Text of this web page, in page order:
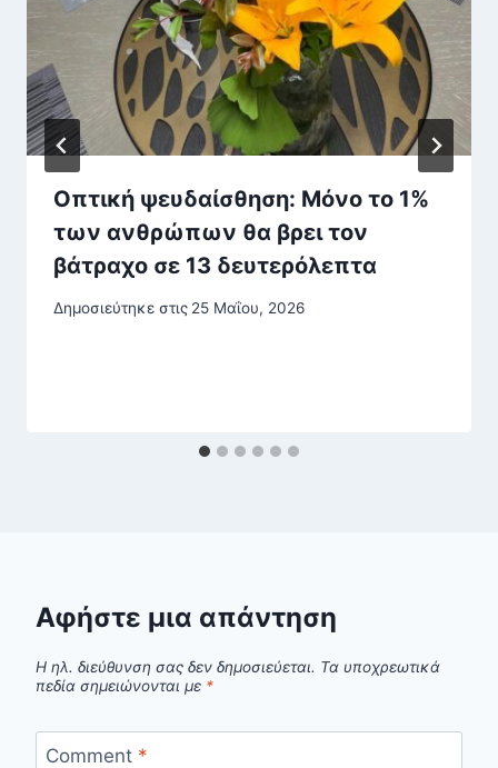
Οπτική ψευδαίσθηση: Μόνο το 1%
των ανθρώπων θα βρει τον
βάτραχο σε 13 δευτερόλεπτα
Δημοσιεύτηκε στις 25 Μαΐου, 2026
Αφήστε μια απάντηση
Η ηλ. διεύθυνση σας δεν δημοσιεύεται. Τα υποχρεωτικά
πεδία σημειώνονται με *
Comment *